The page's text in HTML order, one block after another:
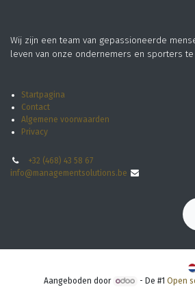
Wij zijn een team van gepassioneerde
leven van onze ondernemers en sporters
Startpagina
Contact
Algemene voorwaarden
Privacy
+32 (468) 43 58 67
info@managementsolutions.be
Aangeboden door
- De #1 Open